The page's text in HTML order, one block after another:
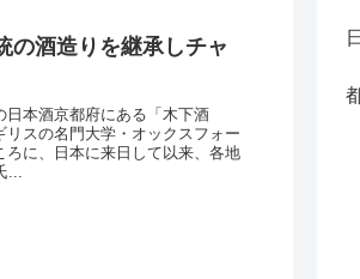
酒造りを継承しチャ
本酒京都府にある「木下酒
スの名門大学・オックスフォー
ろに、日本に来日して以来、各地
...